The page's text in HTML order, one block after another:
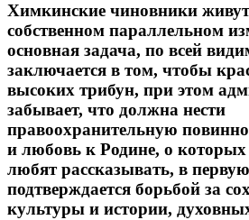
Химкинские чиновники
собственном параллельном
основная задача, по всей
заключается в том, чтобы
высоких трибун, при этом
забывает, что должна нести
правоохранительную
и любовь к Родине, о
любят рассказывать, в
подтверждается борьбой за
культуры и истории,